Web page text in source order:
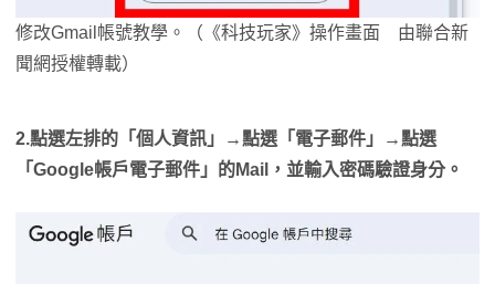
修改Gmail帳號教學。（《科技玩家》操作畫面 由聯合新
聞網授權轉載）
2.點選左排的「個人資訊」→點選「電子郵件」→點選
「Google帳戶電子郵件」的Mail，並輸入密碼驗證身分。